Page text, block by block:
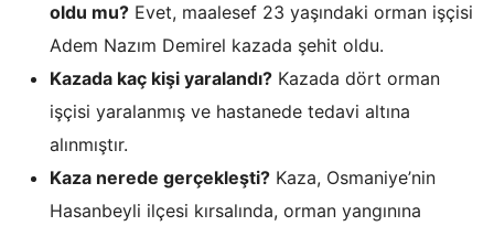
oldu mu? Evet, maalesef 23 yaşındaki orman işçisi
Adem Nazım Demirel kazada şehit oldu.
Kazada kaç kişi yaralandı? Kazada dört orman
işçisi yaralanmış ve hastanede tedavi altına
alınmıştır.
Kaza nerede gerçekleşti? Kaza, Osmaniye’nin
Hasanbeyli ilçesi kırsalında, orman yangınına